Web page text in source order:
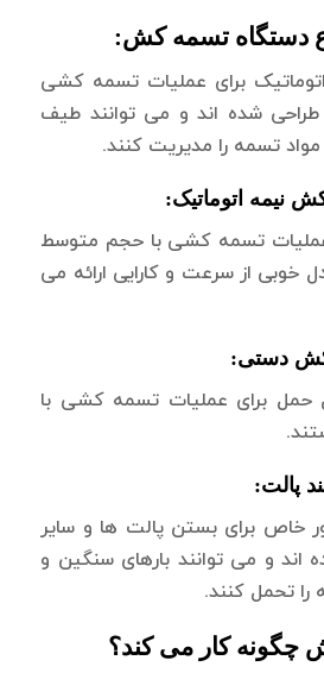
دستگاه تسمه کش:
برای عملیات تسمه کشی
طراحی شده اند و می توانند طیف
تسمه را مدیریت کنند.
نیمه اتوماتیک:
عملیات تسمه کشی با حجم متوسط
خوبی از سرعت و کارایی ارائه می
دستی:
حمل برای عملیات تسمه کشی با
پالت:
خاص برای بستن پالت ها و سایر
اند و می توانند بارهای سنگین و
را تحمل کنند.
چگونه کار می کند؟